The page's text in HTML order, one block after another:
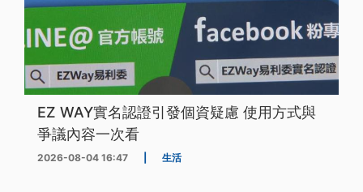
EZ WAY實名認證引發個資疑慮 使用方式與
爭議內容一次看
2026-08-04 16:47 生活